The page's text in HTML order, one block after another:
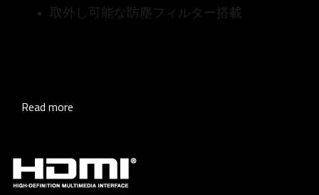
取外し可能な防塵フィルター搭載
Read more